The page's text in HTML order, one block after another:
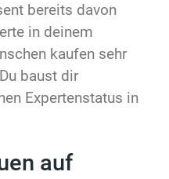
bereits davon
in deinem
kaufen sehr
baust dir
Expertenstatus in
auf